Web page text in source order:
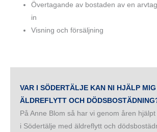
Övertagande av bostaden av en
in
Visning och försäljning
VAR I SÖDERTÄLJE KAN NI HJÄLP
ÄLDREFLYTT OCH
På Anne Blom så har vi genom åren
i Södertälje med äldreflytt och